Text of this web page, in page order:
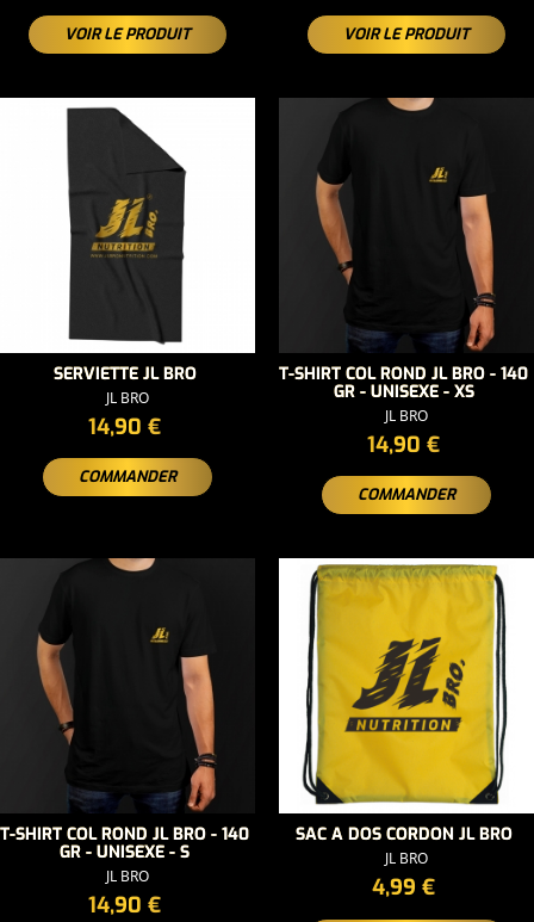
VOIR LE PRODUIT VOIR LE PRODUIT
SERVIETTE JL BRO
JL BRO
PRIX
14,90 €
COMMANDER
T-SHIRT COL ROND JL BRO - 140
GR - UNISEXE - XS
JL BRO
PRIX
14,90 €
COMMANDER
T-SHIRT COL ROND JL BRO - 140
GR - UNISEXE - S
JL BRO
PRIX
14,90 €
SAC A DOS CORDON JL BRO
JL BRO
PRIX
4,99 €